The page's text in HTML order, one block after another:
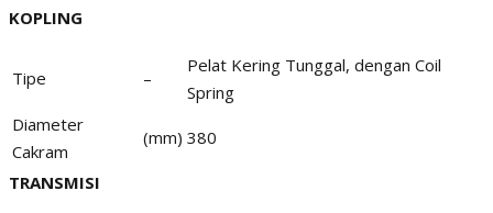
KOPLING
Tipe –
Pelat Kering Tunggal, dengan Coil
Spring
Diameter
Cakram
(mm) 380
TRANSMISI